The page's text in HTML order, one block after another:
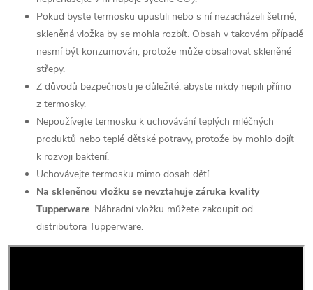
Pokud byste termosku upustili nebo s ní nezacházeli šetrně,
skleněná vložka by se mohla rozbít. Obsah v takovém případě
nesmí být konzumován, protože může obsahovat skleněné
střepy.
Z důvodů bezpečnosti je důležité, abyste nikdy nepili přímo
z termosky.
Nepoužívejte termosku k uchovávání teplých mléčných
produktů nebo teplé dětské potravy, protože by mohlo dojít
k rozvoji bakterií.
Uchovávejte termosku mimo dosah dětí.
Na skleněnou vložku se nevztahuje záruka kvality
Tupperware. Náhradní vložku můžete zakoupit od
distributora Tupperware.